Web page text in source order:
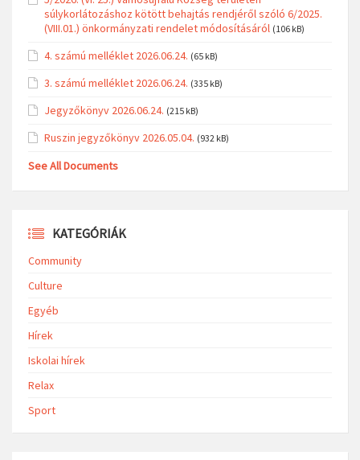
súlykorlátozáshoz kötött behajtás rendjéről szóló 6/2025.
(VIII.01.) önkormányzati rendelet módosításáról (106 kB)
4. számú melléklet 2026.06.24. (65 kB)
3. számú melléklet 2026.06.24. (335 kB)
Jegyzőkönyv 2026.06.24. (215 kB)
Ruszin jegyzőkönyv 2026.05.04. (932 kB)
See All Documents
KATEGÓRIÁK
Community
Culture
Egyéb
Hírek
Iskolai hírek
Relax
Sport